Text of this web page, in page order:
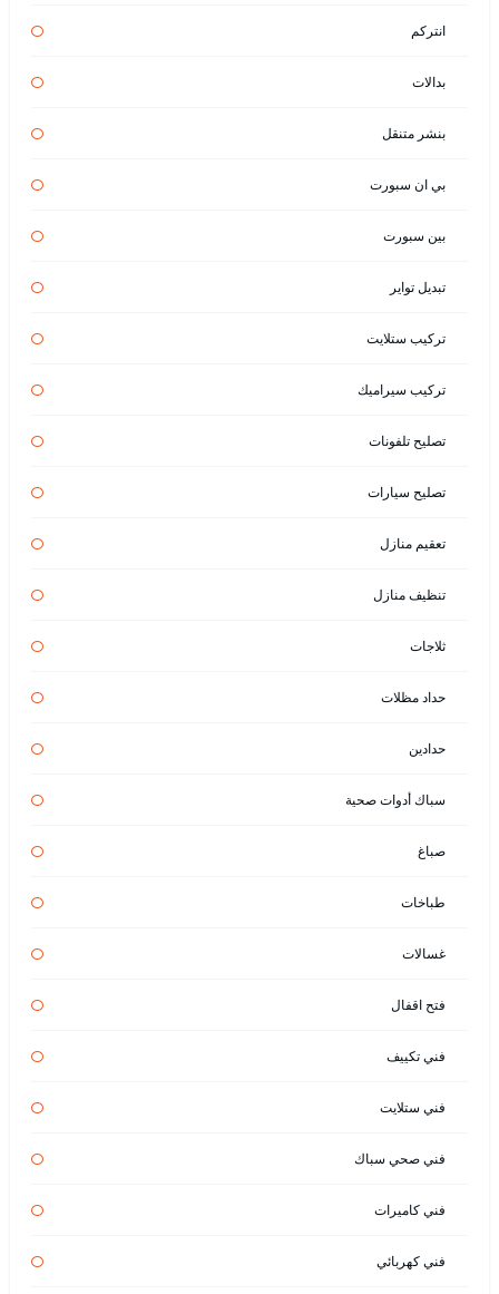
انتركم
بدالات
بنشر متنقل
بي ان سبورت
بين سبورت
تبديل تواير
تركيب ستلايت
تركيب سيراميك
تصليح تلفونات
تصليح سيارات
تعقيم منازل
تنظيف منازل
ثلاجات
حداد مظلات
حدادين
سباك أدوات صحية
صباغ
طباخات
غسالات
فتح اقفال
فني تكييف
فني ستلايت
فني صحي سباك
فني كاميرات
فني كهربائي